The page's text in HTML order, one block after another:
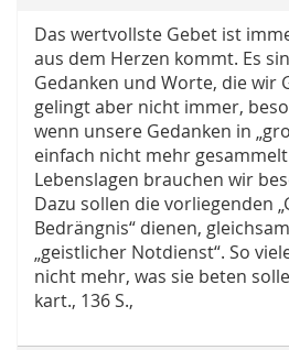
Das wertvollste Gebet ist
aus dem Herzen kommt. Es
Gedanken und Worte, die wir
gelingt aber nicht immer,
wenn unsere Gedanken in
einfach nicht mehr
Lebenslagen brauchen wir
Dazu sollen die vorliegenden
Bedrängnis“ dienen,
„geistlicher Notdienst“. So
nicht mehr, was sie beten
kart., 136 S.,